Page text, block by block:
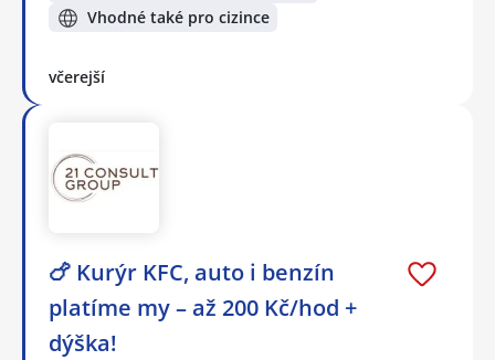
Vhodné také pro cizince
včerejší
🍗 Kurýr KFC, auto i benzín
platíme my – až 200 Kč/hod +
dýška!